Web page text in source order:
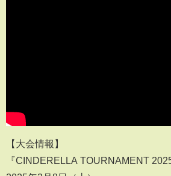
【大会情報】
『CINDERELLA TOURNAMENT